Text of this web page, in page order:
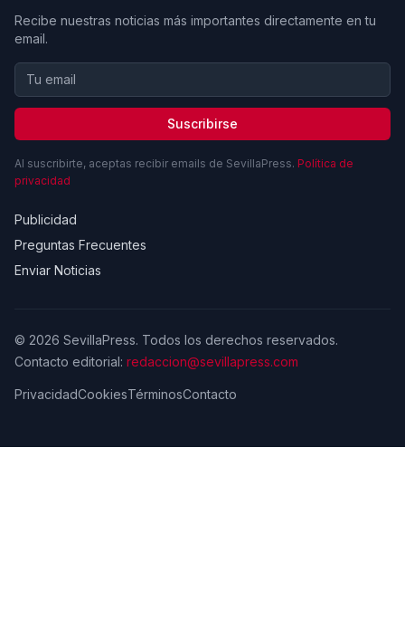
Recibe nuestras noticias más importantes directamente en tu
email.
Suscribirse
Al suscribirte, aceptas recibir emails de SevillaPress. Política de
privacidad
Publicidad
Preguntas Frecuentes
Enviar Noticias
© 2026 SevillaPress. Todos los derechos reservados.
Contacto editorial: redaccion@sevillapress.com
PrivacidadCookiesTérminosContacto